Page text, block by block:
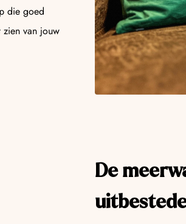
die goed
van jouw
De